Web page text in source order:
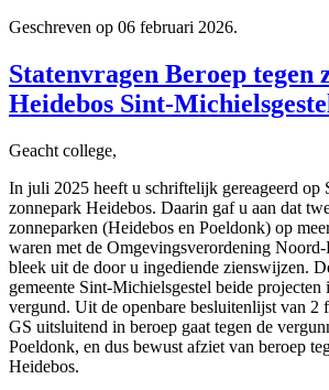
Geschreven op 06 februari 2026.
Statenvragen Beroep tegen
Heidebos Sint-
Geacht college,
In juli 2025 heeft u schriftelijk gereageerd op
zonnepark Heidebos. Daarin gaf u aan dat
zonneparken (Heidebos en Poeldonk) op
waren met de Omgevingsverordening
bleek uit de door u ingediende zienswijzen.
gemeente Sint-Michielsgestel beide
vergund. Uit de openbare besluitenlijst van
GS uitsluitend in beroep gaat tegen de
Poeldonk, en dus bewust afziet van beroep
Heidebos.